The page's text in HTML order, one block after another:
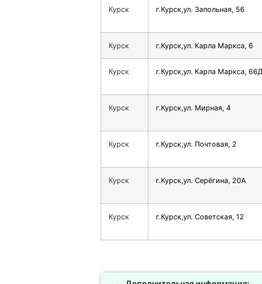
Курск г.Курск,ул. Запольная, 56
Курск г.Курск,ул. Карла Маркса, 6
Курск г.Курск,ул. Карла Маркса, 66Д
Курск г.Курск,ул. Мирная, 4
Курск г.Курск,ул. Почтовая, 2
Курск г.Курск,ул. Серёгина, 20А
Курск г.Курск,ул. Советская, 12